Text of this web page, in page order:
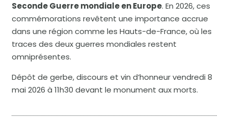
Seconde Guerre mondiale en Europe. En 2026, ces
commémorations revêtent une importance accrue
dans une région comme les Hauts-de-France, où les
traces des deux guerres mondiales restent
omniprésentes.
Dépôt de gerbe, discours et vin d’honneur vendredi 8
mai 2026 à 11h30 devant le monument aux morts.